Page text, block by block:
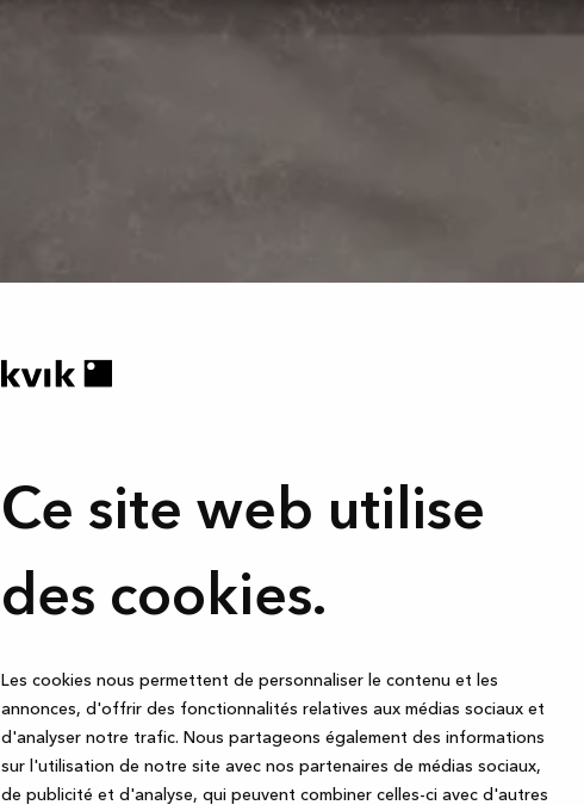
Ce site web utilise
des cookies.
Les cookies nous permettent de personnaliser le contenu et les
annonces, d'offrir des fonctionnalités relatives aux médias sociaux et
d'analyser notre trafic. Nous partageons également des informations
sur l'utilisation de notre site avec nos partenaires de médias sociaux,
de publicité et d'analyse, qui peuvent combiner celles-ci avec d'autres